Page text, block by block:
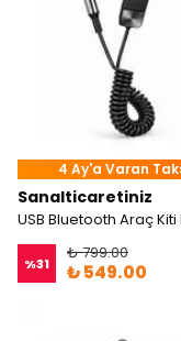
4 Ay'a Varan
Sanalticaretiniz
%31
₺ 799.00
₺ 549.00